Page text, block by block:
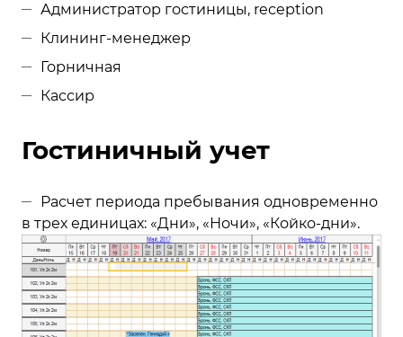
Администратор гостиницы, reception
Клининг-менеджер
Горничная
Кассир
Гостиничный учет
Расчет периода пребывания одновременно
в трех единицах: «Дни», «Ночи», «Койко-дни».